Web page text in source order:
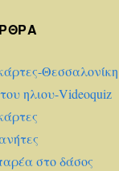
Θεσσαλονίκη
ηλιου-Videoquiz
στο δάσος